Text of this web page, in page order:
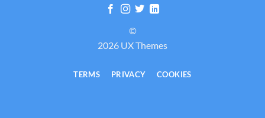
©
2026 UX Themes
TERMS PRIVACY COOKIES